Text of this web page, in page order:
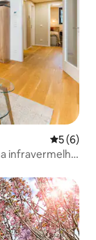
5 de
5 (6)
infravermelha,